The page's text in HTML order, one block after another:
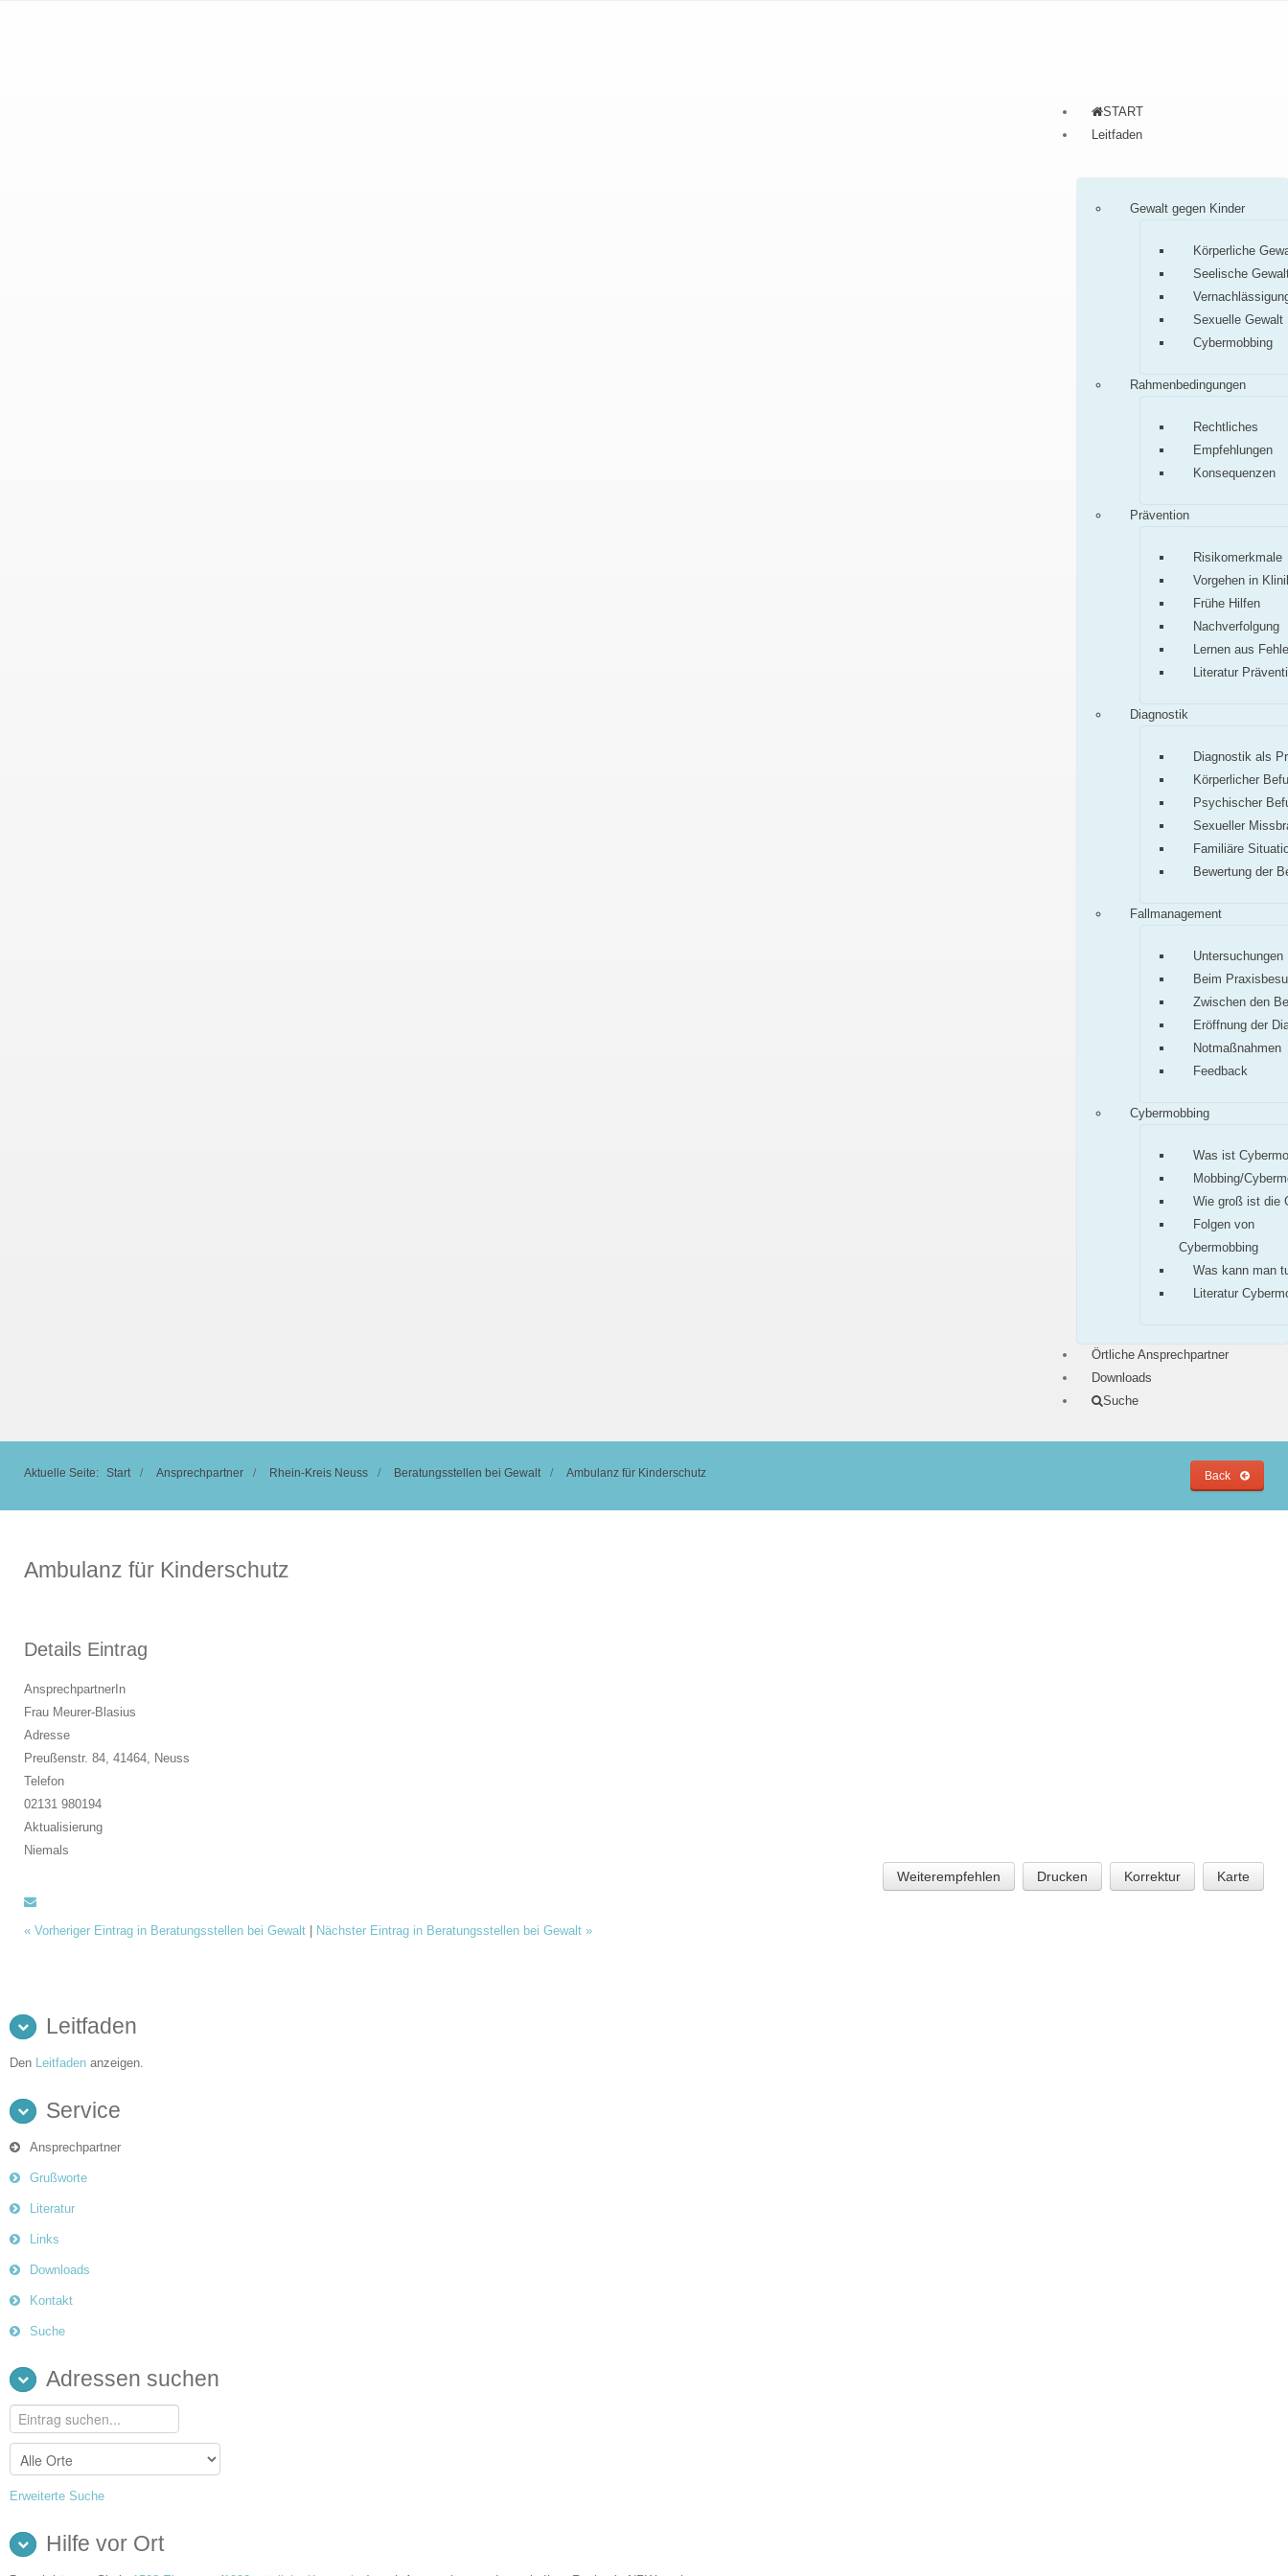
START
Leitfaden
Gewalt gegen Kinder
Körperliche
Seelische
Sexuelle Gewalt
Cybermobbing
Rahmenbedingungen
Rechtliches
Empfehlungen
Konsequenzen
Prävention
Risikomerkmale
Vorgehen in
Frühe Hilfen
Nachverfolgung
Lernen aus
Literatur
Diagnostik
Diagnostik als
Körperlicher
Psychischer
Sexueller
Familiäre
Bewertung der
Fallmanagement
Untersuchungen
Beim
Zwischen den
Eröffnung der
Notmaßnahmen
Feedback
Cybermobbing
Was ist
Mobbing/
Wie groß ist die
Folgen von
Cybermobbing
Was kann man
Literatur
Örtliche Ansprechpartner
Downloads
Suche
Aktuelle Seite: Start Ansprechpartner Rhein-Kreis Neuss Beratungsstellen bei Gewalt Ambulanz für Kinderschutz Back
Ambulanz für Kinderschutz
Details Eintrag
AnsprechpartnerIn
Frau Meurer-Blasius
Adresse
Preußenstr. 84, 41464, Neuss
Telefon
02131 980194
Aktualisierung
Niemals
Weiterempfehlen Drucken Korrektur Karte
« Vorheriger Eintrag in Beratungsstellen bei Gewalt Nächster Eintrag in Beratungsstellen bei Gewalt »
Leitfaden
Den Leitfaden anzeigen.
Service
Ansprechpartner
Grußworte
Literatur
Links
Downloads
Kontakt
Suche
Adressen suchen
Erweiterte Suche
Hilfe vor Ort